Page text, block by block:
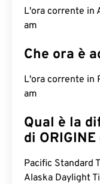
L'ora corrente in
am
Che ora è
L'ora corrente in
am
Qual è la
di
Pacific Standard
Alaska Daylight